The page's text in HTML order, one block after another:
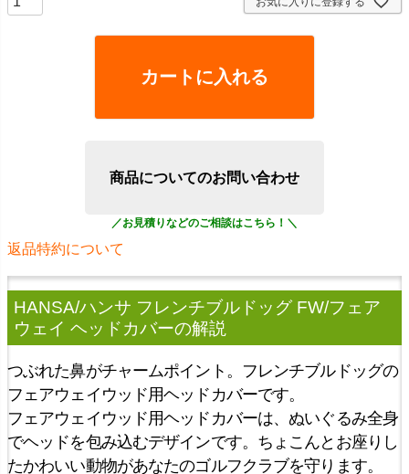
カートに入れる
商品についてのお問い合わせ
返品特約について
HANSA/ハンサ フレンチブルドッグ FW/フェア
ウェイ ヘッドカバーの解説
つぶれた鼻がチャームポイント。フレンチブルドッグの
フェアウェイウッド用ヘッドカバーです。
フェアウェイウッド用ヘッドカバーは、ぬいぐるみ全身
でヘッドを包み込むデザインです。ちょこんとお座りし
たかわいい動物があなたのゴルフクラブを守ります。